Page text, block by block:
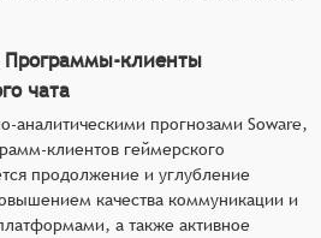
Программы-клиенты
чата
аналитическими прогнозами Soware,
клиентов геймерского
продолжение и углубление
качества коммуникации и
а также активное